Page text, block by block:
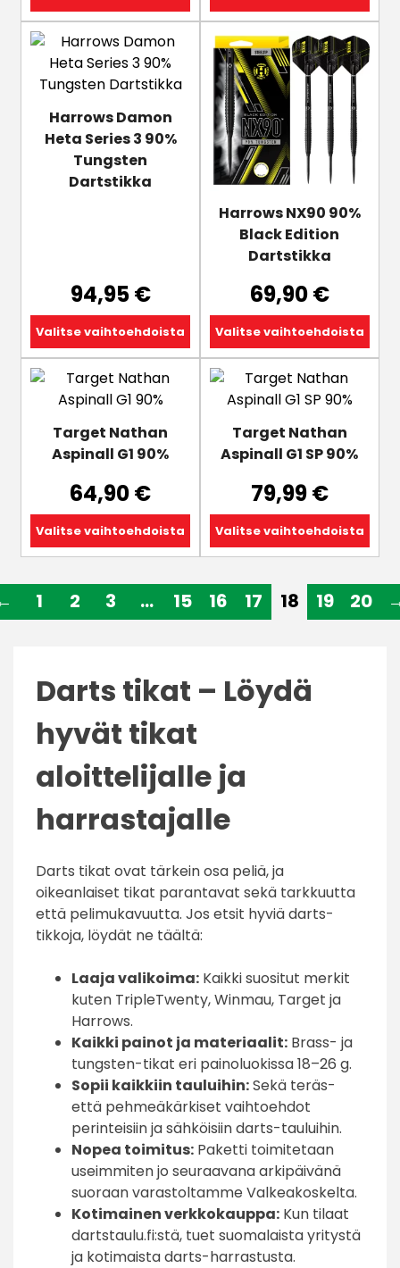
Harrows Damon
Heta Series 3 90%
Tungsten
Dartstikka
94,95€
Valitse vaihtoehdoista
Tällä
tuotteella
on
muunnelma.
Voit
valinnat
Harrows NX90 90%
Black Edition
Dartstikka
69,90€
Valitse vaihtoehdoista
Tällä
tuotteella
on
useampi
muunnelma.
Voit
tehdä
valinnat
tuotteen
sivulla.
Target Nathan
Aspinall G1 90%
64,90€
Valitse vaihtoehdoista
Tällä
tuotteella
useampi
muunnelma.
tehdä
valinnat
tuotteen
Target Nathan
Aspinall G1 SP 90%
79,99€
Valitse vaihtoehdoista
Tällä
tuotteella
useampi
muunnelma.
valinnat
tuotteen
1 2 3 … 15 16 17 18 19 20
Darts tikat – Löydä
hyvät tikat
aloittelijalle ja
harrastajalle
Darts tikat ovat tärkein osa peliä, ja
oikeanlaiset tikat parantavat sekä tarkkuutta
että pelimukavuutta. Jos etsit hyviä darts-
tikkoja, löydät ne täältä:
Laaja valikoima: Kaikki suositut merkit
kuten TripleTwenty, Winmau, Target ja
Harrows.
Kaikki painot ja materiaalit: Brass- ja
tungsten-tikat eri painoluokissa 18–26 g.
Sopii kaikkiin tauluihin:Sekä teräs-
että pehmeäkärkiset vaihtoehdot
perinteisiin ja sähköisiin darts-tauluihin.
Nopea toimitus: Paketti toimitetaan
useimmiten jo seuraavana arkipäivänä
suoraan varastoltamme Valkeakoskelta.
Kotimainen verkkokauppa: Kun tilaat
dartstaulu.fi:stä, tuet suomalaista yritystä
ja kotimaista darts-harrastusta.